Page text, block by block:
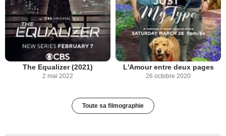
The Equalizer (2021)
2 mai 2022
L'Amour entre deux pages
26 octobre 2020
Toute sa filmographie